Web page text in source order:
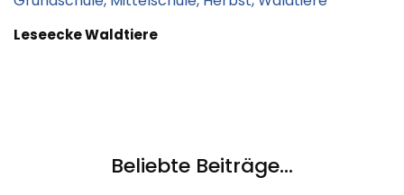
Leseecke Waldtiere
Beliebte Beiträge...